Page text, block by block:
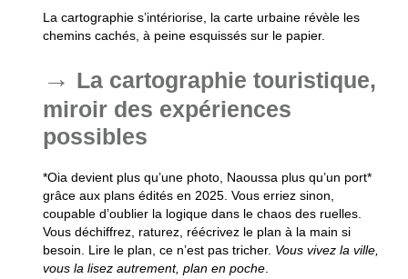
La cartographie s’intériorise, la carte urbaine révèle les
chemins cachés, à peine esquissés sur le papier.
La cartographie touristique,
miroir des expériences
possibles
*Oia devient plus qu’une photo, Naoussa plus qu’un port*
grâce aux plans édités en 2025. Vous erriez sinon,
coupable d’oublier la logique dans le chaos des ruelles.
Vous déchiffrez, raturez, réécrivez le plan à la main si
besoin . Lire le plan, ce n’est pas tricher. Vous vivez la ville,
vous la lisez autrement, plan en poche.